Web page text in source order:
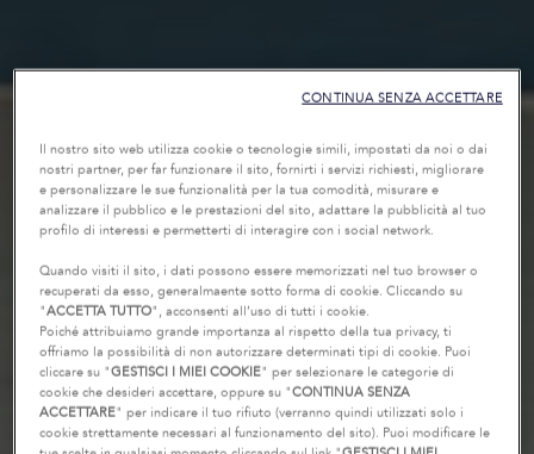
Il nostro sito web utilizza cookie o tecnologie simili, impostati da noi o dai
nostri partner, per far funzionare il sito, fornirti i servizi richiesti, migliorare
e personalizzare le sue funzionalità per la tua comodità, misurare e
analizzare il pubblico e le prestazioni del sito, adattare la pubblicità al tuo
profilo di interessi e permetterti di interagire con i social network.
Quando visiti il sito, i dati possono essere memorizzati nel tuo browser o
recuperati da esso, generalmaente sotto forma di cookie. Cliccando su
"ACCETTA TUTTO", acconsenti all’uso di tutti i cookie.
Poiché attribuiamo grande importanza al rispetto della tua privacy, ti
offriamo la possibilità di non autorizzare determinati tipi di cookie. Puoi
cliccare su "GESTISCI I MIEI COOKIE" per selezionare le categorie di
cookie che desideri accettare, oppure su "CONTINUA SENZA
ACCETTARE" per indicare il tuo rifiuto (verranno quindi utilizzati solo i
cookie strettamente necessari al funzionamento del sito). Puoi modificare le
CONTINUA SENZA ACCETTARE